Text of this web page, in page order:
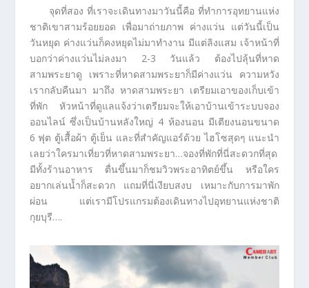
จุดที่สอง ที่เราจะเดินทางมาวันนี้คือ ที่ทำการอุทยานแห่ง
ชาติเขาสามร้อยยอด เพื่อมาถ่ายภาพ ค่างแว่น แต่วันนี้เป็น
วันหยุด ค่างแว่นก็คงหยุดไม่มาทำงาน มีแต่ลิงแสม เจ้าหน้าที่
บอกว่าค่างแว่นไม่ลงมา 2-3 วันแล้ว ต้องไปลุ้นที่หาด
สามพระยาดู เพราะที่หาดสามพระยาก็มีค่างแว่น ความหวัง
เรากลับคืนมา มาถึง หาดสามพระยา เตรียมเอาของเก็บเข้า
ที่พัก หัวหน้าที่ดูแลแจ้งว่าเตรียมจะให้เอาบ้านเข้าระบบจอง
ออนไลน์ ซึ่งเป็นบ้านหลังใหญ่ 4 ห้องนอน มีเตียงนอนขนาด
6 ฟุต ตู้เสื้อผ้า ตู้เย็น และที่สำคัญแอร์ด้วย ไฮโซสุดๆ แนะนำ
เลยว่าใครมาเที่ยวที่หาดสามพระยา…จองที่พักที่นี่สะดวกที่สุด
มีทั้งร้านอาหาร ตื่นขึ้นมาก็ชมวิวพระอาทิตย์ขึ้น หรือใคร
อยากเล่นน้ำก็สะดวก แถมที่นี่เงียบสงบ เหมาะกับการมาพัก
ผ่อน แต่เรามีโปรแกรมต้องเดินทางไปอุทยานแห่งชาติ
กุยบุรี….